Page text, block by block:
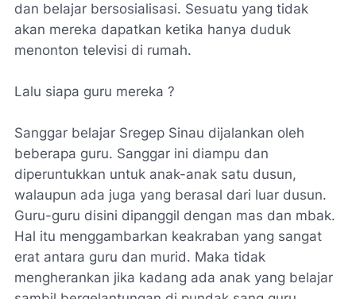
dan belajar bersosialisasi. Sesuatu yang tidak
akan mereka dapatkan ketika hanya duduk
menonton televisi di rumah.
Lalu siapa guru mereka ?
Sanggar belajar Sregep Sinau dijalankan oleh
beberapa guru. Sanggar ini diampu dan
diperuntukkan untuk anak-anak satu dusun,
walaupun ada juga yang berasal dari luar dusun.
Guru-guru disini dipanggil dengan mas dan mbak.
Hal itu menggambarkan keakraban yang sangat
erat antara guru dan murid. Maka tidak
mengherankan jika kadang ada anak yang belajar